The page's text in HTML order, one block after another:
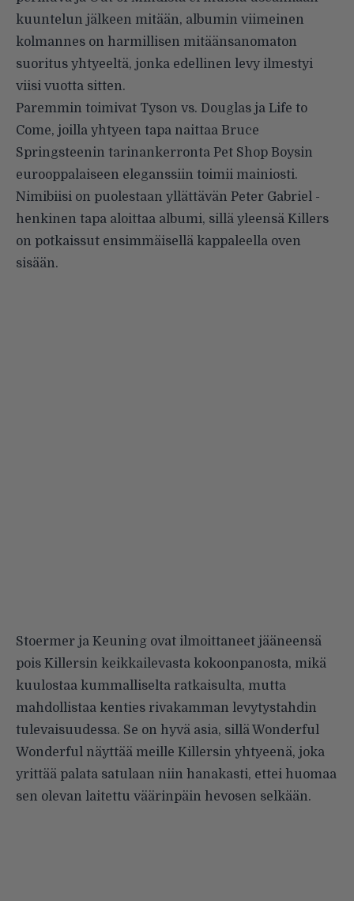
kuuntelun jälkeen mitään, albumin viimeinen
kolmannes on harmillisen mitäänsanomaton
suoritus yhtyeeltä, jonka edellinen levy ilmestyi
viisi vuotta sitten.
Paremmin toimivat Tyson vs. Douglas ja Life to
Come, joilla yhtyeen tapa naittaa Bruce
Springsteenin tarinankerronta Pet Shop Boysin
eurooppalaiseen eleganssiin toimii mainiosti.
Nimibiisi on puolestaan yllättävän Peter Gabriel -
henkinen tapa aloittaa albumi, sillä yleensä Killers
on potkaissut ensimmäisellä kappaleella oven
sisään.
Stoermer ja Keuning ovat ilmoittaneet jääneensä
pois Killersin keikkailevasta kokoonpanosta, mikä
kuulostaa kummalliselta ratkaisulta, mutta
mahdollistaa kenties rivakamman levytystahdin
tulevaisuudessa. Se on hyvä asia, sillä Wonderful
Wonderful näyttää meille Killersin yhtyeenä, joka
yrittää palata satulaan niin hanakasti, ettei huomaa
sen olevan laitettu väärinpäin hevosen selkään.